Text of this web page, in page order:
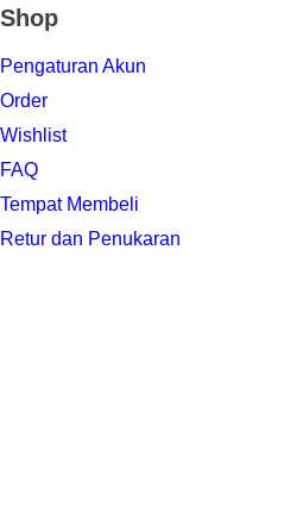
Shop
Pengaturan Akun
Order
Wishlist
FAQ
Tempat Membeli
Retur dan Penukaran